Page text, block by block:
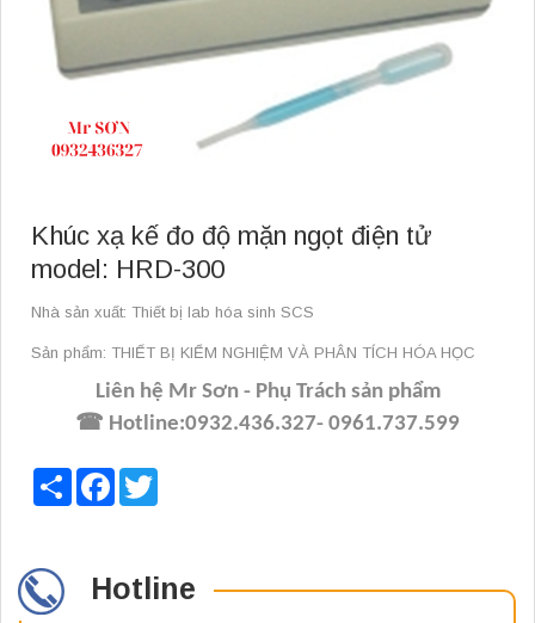
Khúc xạ kế đo độ mặn ngọt điện tử
model: HRD-300
Nhà sản xuất: Thiết bị lab hóa sinh SCS
Sản phẩm: THIẾT BỊ KIỂM NGHIỆM VÀ PHÂN TÍCH HÓA HỌC
Liên hệ Mr Sơn - Phụ Trách sản phẩm
☎ Hotline:0932.436.327- 0961.737.599
Share Facebook
Hotline